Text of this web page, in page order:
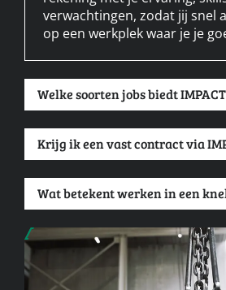
verwachtingen, zodat jij snel
op een werkplek waar je je
Welke soorten jobs biedt
Krijg ik een vast contract via
Wat betekent werken in een